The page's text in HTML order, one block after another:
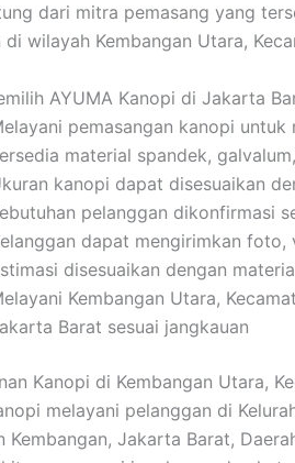
dari mitra pemasang yang
di wilayah Kembangan Utara,
AYUMA Kanopi di Jakarta
pemasangan kanopi untuk
material spandek,
kanopi dapat disesuaikan
pelanggan dikonfirmasi
dapat mengirimkan
disesuaikan dengan
Kembangan Utara,
Barat sesuai jangkauan
Kanopi di Kembangan Utara,
melayani pelanggan di
Kembangan, Jakarta Barat,